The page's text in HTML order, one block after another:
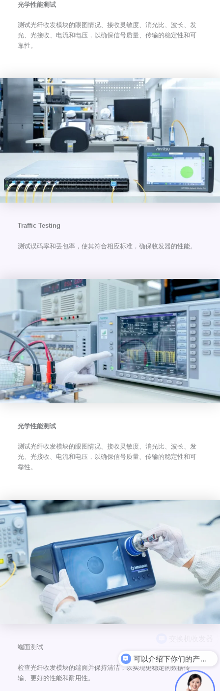
光学性能测试
测试光纤收发模块的眼图情况、接收灵敏度、消光比、波长、发
光、光接收、电流和电压，以确保信号质量、传输的稳定性和可
靠性。
Traffic Testing
测试误码率和丢包率，使其符合相应标准，确保收发器的性能。
光学性能测试
测试光纤收发模块的眼图情况、接收灵敏度、消光比、波长、发
光、光接收、电流和电压，以确保信号质量、传输的稳定性和可
靠性。
端面测试
检查光纤收发模块的端面并保持清洁，以实现更稳定的数据传
输、更好的性能和耐用性。
可以介绍下你们的产品么